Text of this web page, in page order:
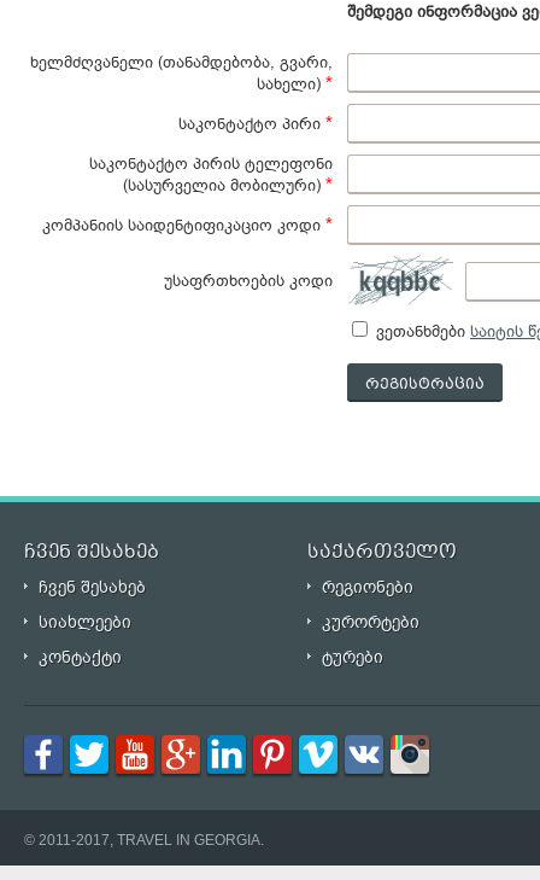
შემდეგი ინფორმაცია
ხელმძღვანელი (თანამდებობა, გვარი,
სახელი) *
საკონტაქტო პირი *
საკონტაქტო პირის ტელეფონი
(სასურველია მობილური) *
კომპანიის საიდენტიფიკაციო კოდი *
უსაფრთხოების კოდი
ვეთანხმები საიტის
რეგისტრაცია
ჩვენ შესახებ საქართველო
ჩვენ შესახებ
რეგიონები
სიახლეები
კურორტები
კონტაქტი
ტურები
© 2011-2017, TRAVEL IN GEORGIA.